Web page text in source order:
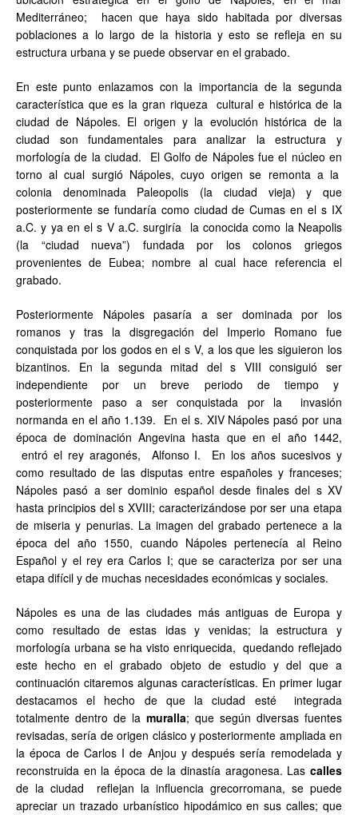
Mediterráneo; hacen que haya sido habitada por diversas
poblaciones a lo largo de la historia y esto se refleja en su
estructura urbana y se puede observar en el grabado.
En este punto enlazamos con la importancia de la segunda
característica que es la gran riqueza cultural e histórica de la
ciudad de Nápoles. El origen y la evolución histórica de la
ciudad son fundamentales para analizar la estructura y
morfología de la ciudad. El Golfo de Nápoles fue el núcleo en
torno al cual surgió Nápoles, cuyo origen se remonta a la
colonia denominada Paleopolis (la ciudad vieja) y que
posteriormente se fundaría como ciudad de Cumas en el s IX
a.C. y ya en el s V a.C. surgiría la conocida como la Neapolis
(la “ciudad nueva”) fundada por los colonos griegos
provenientes de Eubea; nombre al cual hace referencia el
grabado.
Posteriormente Nápoles pasaría a ser dominada por los
romanos y tras la disgregación del Imperio Romano fue
conquistada por los godos en el s V, a los que les siguieron los
bizantinos. En la segunda mitad del s VIII consiguió ser
independiente por un breve periodo de tiempo y
posteriormente paso a ser conquistada por la invasión
normanda en el año 1.139. En el s. XIV Nápoles pasó por una
época de dominación Angevina hasta que en el año 1442,
entró el rey aragonés, Alfonso I. En los años sucesivos y
como resultado de las disputas entre españoles y franceses;
Nápoles pasó a ser dominio español desde finales del s XV
hasta principios del s XVIII; caracterizándose por ser una etapa
de miseria y penurias. La imagen del grabado pertenece a la
época del año 1550, cuando Nápoles pertenecía al Reino
Español y el rey era Carlos I; que se caracteriza por ser una
etapa difícil y de muchas necesidades económicas y sociales.
Nápoles es una de las ciudades más antiguas de Europa y
como resultado de estas idas y venidas; la estructura y
morfología urbana se ha visto enriquecida, quedando reflejado
este hecho en el grabado objeto de estudio y del que a
continuación citaremos algunas características. En primer lugar
destacamos el hecho de que la ciudad esté integrada
totalmente dentro de la muralla; que según diversas fuentes
revisadas, sería de origen clásico y posteriormente ampliada en
la época de Carlos I de Anjou y después sería remodelada y
reconstruida en la época de la dinastía aragonesa. Las calles
de la ciudad reflejan la influencia grecorromana, se puede
apreciar un trazado urbanístico hipodámico en sus calles; que